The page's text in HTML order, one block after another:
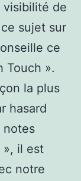
visibilité de
sujet sur
ce
Touch ».
la plus
hasard
notes
», il est
notre